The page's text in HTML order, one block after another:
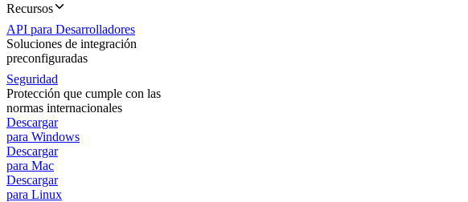
Recursos
API para Desarrolladores
Soluciones de integración
preconfiguradas
Seguridad
Protección que cumple con las
normas internacionales
Descargar
para Windows
Descargar
para Mac
Descargar
para Linux